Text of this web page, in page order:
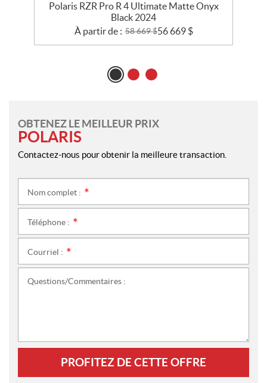
Polaris RZR Pro R 4 Ultimate Matte Onyx
Black 2024
À partir de : 58 669$56 669 $
OBTENEZ LE MEILLEUR PRIX
POLARIS
Contactez-nous pour obtenir la meilleure transaction.
Nom complet :
Téléphone :
Courriel :
Questions/Commentaires :
PROFITEZ DE CETTE OFFRE